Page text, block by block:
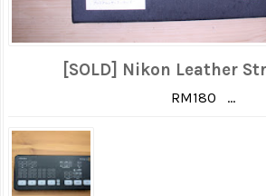
[SOLD] Nikon Leather
RM180 ...